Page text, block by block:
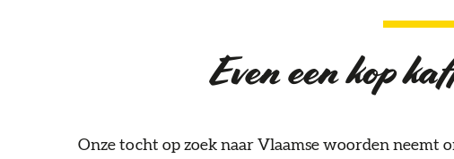
Even een kop
Onze tocht op zoek naar Vlaamse woorden neemt